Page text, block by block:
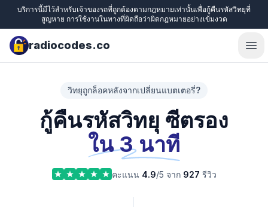
บริการนี้มีไว้สำหรับเจ้าของรถที่ถูกต้องตามกฎหมายเท่านั้นเพื่อกู้คืนรหัสวิทยุที่
สูญหาย การใช้งานในทางที่ผิดถือว่าผิดกฎหมายอย่างเข้มงวด
radiocodes.co
วิทยุถูกล็อคหลังจากเปลี่ยนแบตเตอรี่?
กู้คืนรหัสวิทยุ ซีตรอง
ใน 3 นาที
คะแนน 4.9/5 จาก 927 รีวิว